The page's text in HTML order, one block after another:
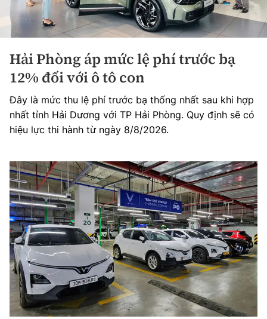
Hải Phòng áp mức lệ phí trước bạ
12% đối với ô tô con
Đây là mức thu lệ phí trước bạ thống nhất sau khi hợp
nhất tỉnh Hải Dương với TP Hải Phòng. Quy định sẽ có
hiệu lực thi hành từ ngày 8/8/2026.